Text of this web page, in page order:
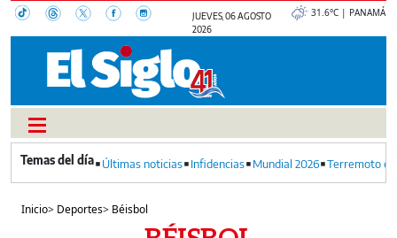
JUEVES, 06 AGOSTO
2026
31.6°C | PANAMÁ
Últimas noticias Infidencias Mundial 2026 Terremoto
Inicio> Deportes> Béisbol